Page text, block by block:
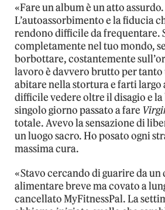
«Fare un album è un atto assurdo.
L’autoassorbimento e la fiducia
rendono difficile da frequentare.
completamente nel tuo mondo,
borbottare, costantemente
lavoro è davvero brutto per
abitare nella stortura e farti largo
difficile vedere oltre il disagio e
singolo giorno passato a fare
totale. Avevo la sensazione di
un luogo sacro. Ho posato ogni
massima cura.
«Stavo cercando di guarire da un
alimentare breve ma covato a
cancellato MyFitnessPal. La